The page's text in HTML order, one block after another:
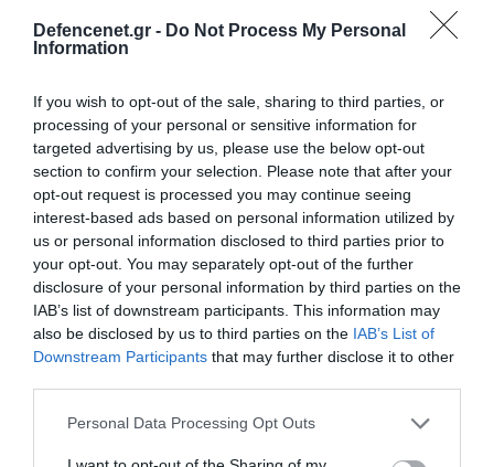
Defencenet.gr - Do Not Process My Personal
Information
If you wish to opt-out of the sale, sharing to third parties, or
processing of your personal or sensitive information for
targeted advertising by us, please use the below opt-out
section to confirm your selection. Please note that after your
opt-out request is processed you may continue seeing
interest-based ads based on personal information utilized by
us or personal information disclosed to third parties prior to
your opt-out. You may separately opt-out of the further
disclosure of your personal information by third parties on the
IAB’s list of downstream participants. This information may
also be disclosed by us to third parties on the IAB’s List of
Downstream Participants that may further disclose it to other
Please note that this website/app uses one or more Google
Personal Data Processing Opt Outs
24.06.2024 | 17:49
Ρώσος αναπληρωτής ΥΠΕΞ: «Η Ρωσία
σταδιακά απορροφά όλες τις κυρώσεις της